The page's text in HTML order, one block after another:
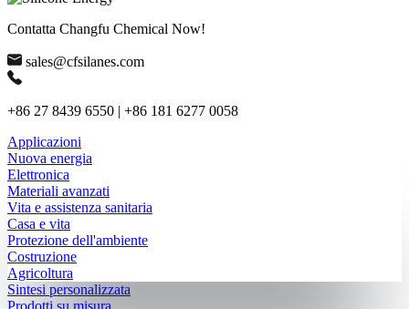
Contatta Changfu Chemical Now!
sales@cfsilanes.com
+86 27 8439 6550 | +86 181 6277 0058
Applicazioni
Nuova energia
Elettronica
Materiali avanzati
Vita e assistenza sanitaria
Casa e vita
Protezione dell'ambiente
Costruzione
Agricoltura
Sintesi personalizzata
Prodotti su misura